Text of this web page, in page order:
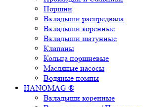
Поршни
Вкладыши распредвала
Вкладыши коренные
Вкладыши шатунные
Клапаны
Кольца поршневые
Масляные насосы
Водяные помпы
HANOMAG ®
Вкладыши коренные